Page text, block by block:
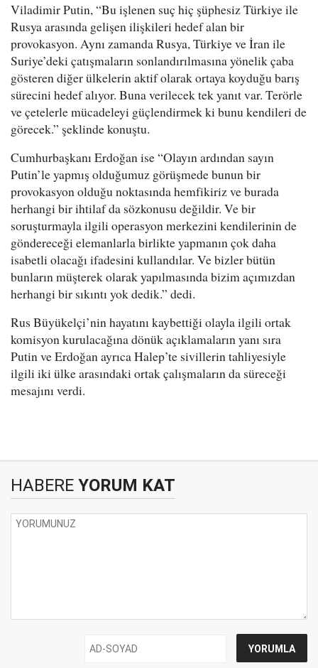
Viladimir Putin, “Bu işlenen suç hiç şüphesiz Türkiye ile
Rusya arasında gelişen ilişkileri hedef alan bir
provokasyon. Aynı zamanda Rusya, Türkiye ve İran ile
Suriye’deki çatışmaların sonlandırılmasına yönelik çaba
gösteren diğer ülkelerin aktif olarak ortaya koyduğu barış
sürecini hedef alıyor. Buna verilecek tek yanıt var. Terörle
ve çetelerle mücadeleyi güçlendirmek ki bunu kendileri de
görecek.” şeklinde konuştu.
Cumhurbaşkanı Erdoğan ise “Olayın ardından sayın
Putin’le yapmış olduğumuz görüşmede bunun bir
provokasyon olduğu noktasında hemfikiriz ve burada
herhangi bir ihtilaf da sözkonusu değildir. Ve bir
soruşturmayla ilgili operasyon merkezini kendilerinin de
göndereceği elemanlarla birlikte yapmanın çok daha
isabetli olacağı ifadesini kullandılar. Ve bizler bütün
bunların müşterek olarak yapılmasında bizim açımızdan
herhangi bir sıkıntı yok dedik.” dedi.
Rus Büyükelçi’nin hayatını kaybettiği olayla ilgili ortak
komisyon kurulacağına dönük açıklamaların yanı sıra
Putin ve Erdoğan ayrıca Halep’te sivillerin tahliyesiyle
ilgili iki ülke arasındaki ortak çalışmaların da süreceği
mesajını verdi.
HABERE YORUM KAT